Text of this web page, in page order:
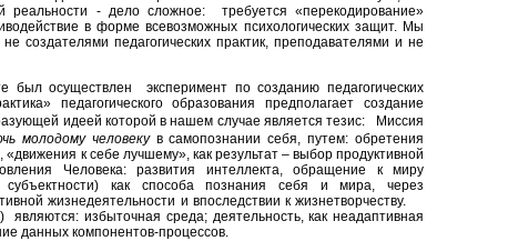
реальности - дело сложное: требуется «перекодирование»
в форме всевозможных психологических защит. Мы
создателями педагогических практик, преподавателями и не
был осуществлен эксперимент по созданию педагогических
педагогического образования предполагает создание
идеей которой в нашем случае является тезис:
Миссия
молодому человеку в самопознании себя, путем: обретения
к себе лучшему», как результат – выбор продуктивной
Человека: развития интеллекта, обращение к миру
субъектности) как способа познания себя и мира, через
жизнедеятельности и впоследствии к жизнетворчеству.
являются: избыточная среда; деятельность, как неадаптивная
данных компонентов-процессов.